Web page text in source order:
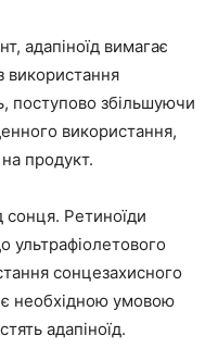
адапіноїд вимагає
використання
поступово збільшуючи
використання,
продукт.
сонця. Ретиноїди
ультрафіолетового
сонцезахисного
необхідною умовою
адапіноїд.